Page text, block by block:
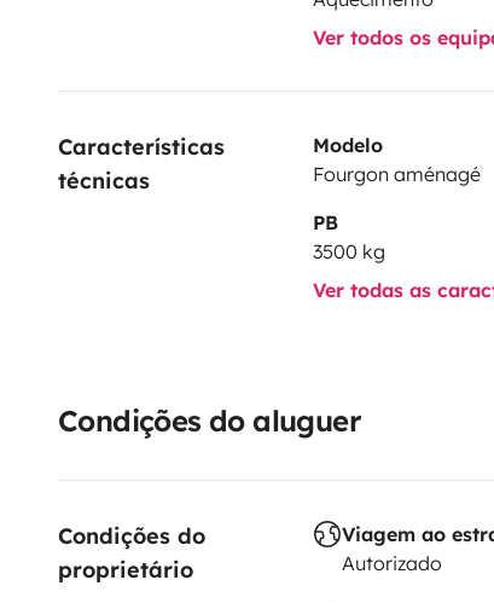
Ver todos os
Características
técnicas
Modelo
Fourgon aménagé
PB
3500 kg
Ver todas as
Condições do aluguer
Condições do
proprietário
Viagem ao
Autorizado